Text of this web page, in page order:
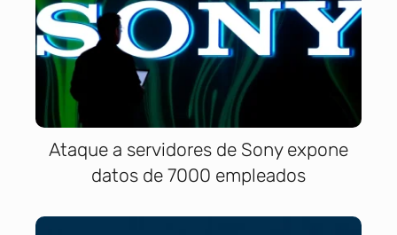
Ataque a servidores de Sony expone
datos de 7000 empleados